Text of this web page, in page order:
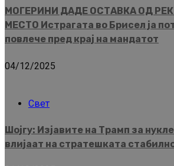
МОГЕРИНИ ДАДЕ ОСТАВКА ОД
МЕСТО Истрагата во Брисел ја
повлече пред крај на мандатот
04/12/2025
Свет
Шојгу: Изјавите на Трамп за
влијаат на стратешката